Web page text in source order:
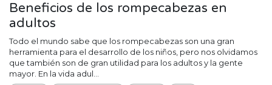
Beneficios de los rompecabezas en
adultos
Todo el mundo sabe que los rompecabezas son una gran
herramienta para el desarrollo de los niños, pero nos olvidamos
que también son de gran utilidad para los adultos y la gente
mayor. En la vida adul...